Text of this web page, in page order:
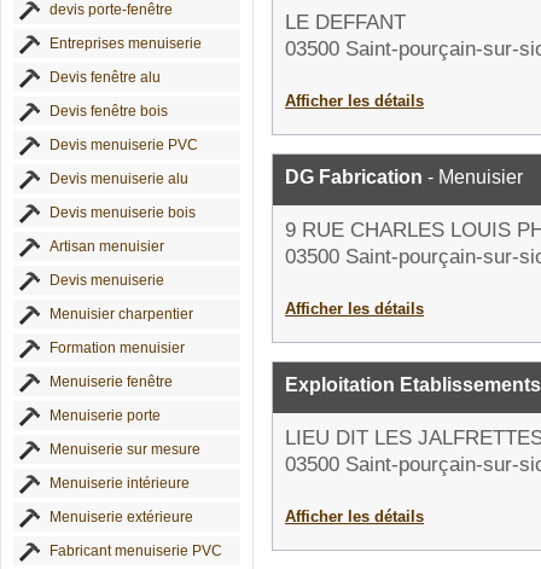
devis porte-fenêtre
Entreprises menuiserie
Devis fenêtre alu
Devis fenêtre bois
Devis menuiserie PVC
Devis menuiserie alu
Devis menuiserie bois
Artisan menuisier
Devis menuiserie
Menuisier charpentier
Formation menuisier
Menuiserie fenêtre
Menuiserie porte
Menuiserie sur mesure
Menuiserie intérieure
Menuiserie extérieure
Fabricant menuiserie PVC
LE DEFFANT
03500 Saint-pourçain-sur-
Afficher les détails
DG Fabrication - Menuisier
9 RUE CHARLES LOUIS
03500 Saint-pourçain-sur-
Afficher les détails
Exploitation
LIEU DIT LES
03500 Saint-pourçain-sur-
Afficher les détails